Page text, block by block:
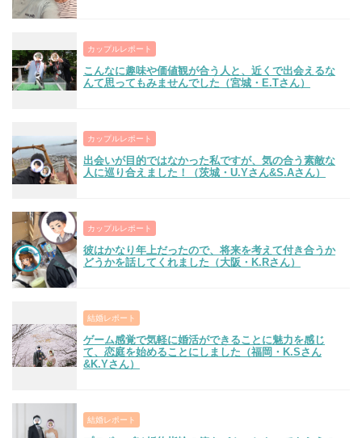
カップルレポート
こんなに趣味や価値観が合う人と、近くで出会えるな
んて思ってもみませんでした（宮城・E.Tさん）
カップルレポート
出会いが目的ではなかった私ですが、気の合う素敵な
人に巡り合えました！（茨城・U.Yさん&S.Aさん）
カップルレポート
彼はかなり年上だったので、将来を考えて付き合うか
どうかを話してくれました（大阪・K.Rさん）
結婚レポート
ゲーム感覚で気軽に婚活ができることに魅力を感じ
て、恋庭を始めることにしました（福岡・K.Sさん
&K.Yさん）
結婚レポート